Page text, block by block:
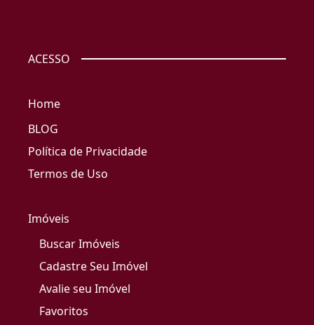
ACESSO
Home
BLOG
Política de Privacidade
Termos de Uso
Imóveis
Buscar Imóveis
Cadastre Seu Imóvel
Avalie seu Imóvel
Favoritos